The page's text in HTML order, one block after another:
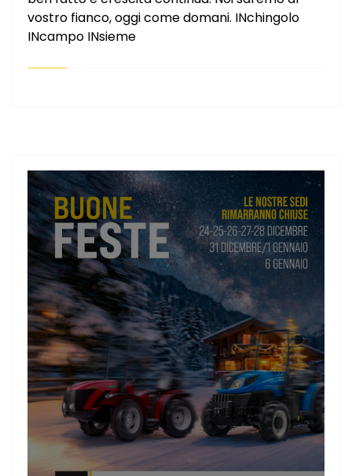
vostro fianco, oggi come domani. INchingolo
INcampo INsieme